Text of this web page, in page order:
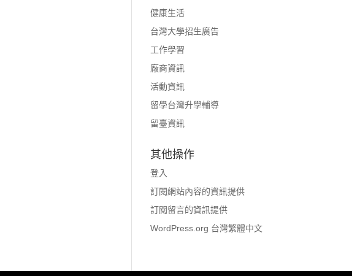
健康生活
台灣大學招生廣告
工作學習
廠商資訊
活動資訊
留學台灣升學輔導
留臺資訊
其他操作
登入
訂閱網站內容的資訊提供
訂閱留言的資訊提供
WordPress.org 台灣繁體中文